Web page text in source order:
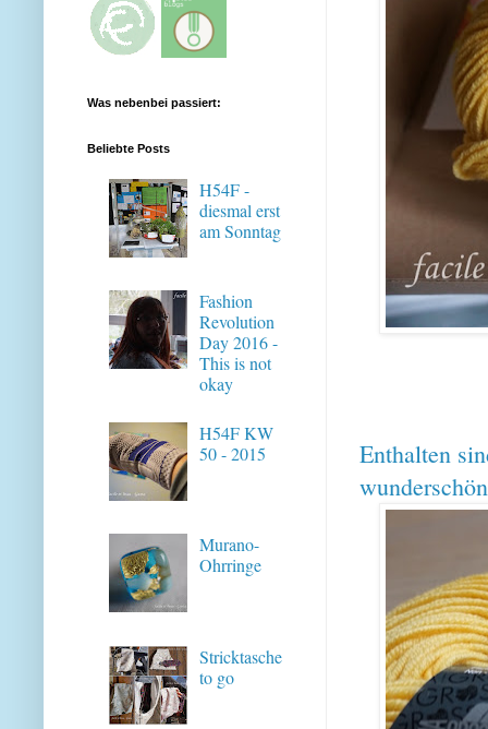
Enthalten
Was nebenbei passiert:
Beliebte Posts
H54F -
diesmal erst
am Sonntag
Fashion
Revolution
Day 2016 -
This is not
okay
H54F KW
50 - 2015
Murano-
Ohrringe
Stricktasche
to go